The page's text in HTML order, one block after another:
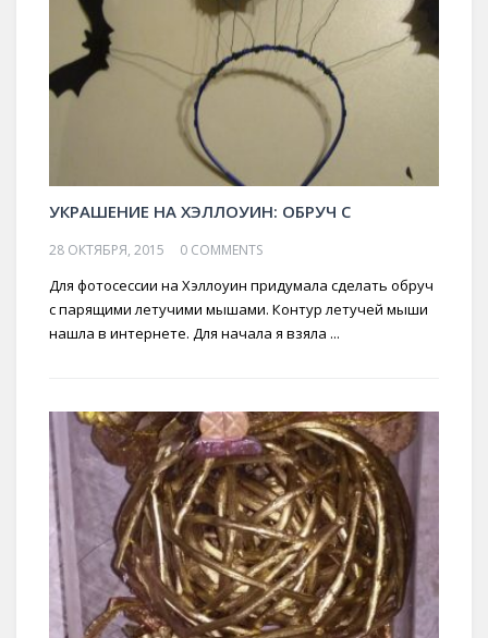
УКРАШЕНИЕ НА ХЭЛЛОУИН: ОБРУЧ С
28 ОКТЯБРЯ, 2015 0 COMMENTS
Для фотосессии на Хэллоуин придумала сделать обруч
с парящими летучими мышами. Контур летучей мыши
нашла в интернете. Для начала я взяла ...